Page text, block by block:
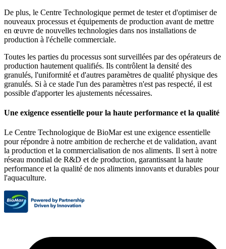
De plus, le Centre Technologique permet de tester et d'optimiser de
nouveaux processus et équipements de production avant de mettre
en œuvre de nouvelles technologies dans nos installations de
production à l'échelle commerciale.
Toutes les parties du processus sont surveillées par des opérateurs de
production hautement qualifiés. Ils contrôlent la densité des
granulés, l'uniformité et d'autres paramètres de qualité physique des
granulés. Si à ce stade l'un des paramètres n'est pas respecté, il est
possible d'apporter les ajustements nécessaires.
Une exigence essentielle pour la haute performance et la qualité
Le Centre Technologique de BioMar est une exigence essentielle
pour répondre à notre ambition de recherche et de validation, avant
la production et la commercialisation de nos aliments. Il sert à notre
réseau mondial de R&D et de production, garantissant la haute
performance et la qualité de nos aliments innovants et durables pour
l'aquaculture.